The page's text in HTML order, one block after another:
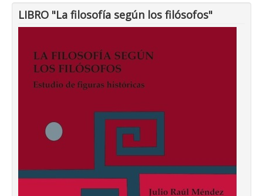
LIBRO "La filosofía según los filósofos"